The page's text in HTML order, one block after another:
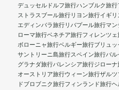
デュッセルドルフ旅行ハンブルク旅行
ストラスブール旅行リヨン旅行イギ
エディンバラ旅行リバプール旅行マ
ローマ旅行ベネチア旅行フィレンツェ
ボローニャ旅行ベルギー旅行ブリュ
サントリーニ島旅行スペイン旅行バル
グラナダ旅行バレンシア旅行ジローナ
オーストリア旅行ウィーン旅行ザルツ
ドブロブニク旅行フィンランド旅行ヘ